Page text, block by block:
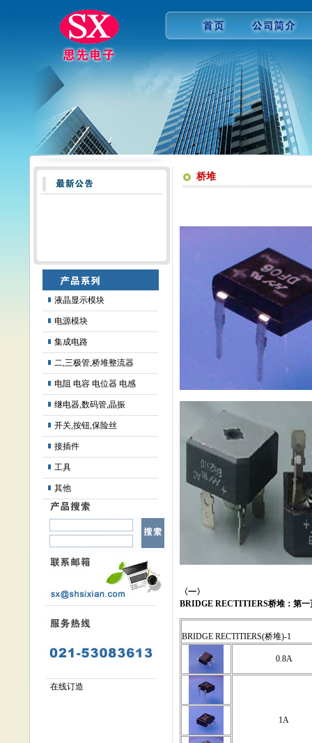
液晶显示模块
电源模块
集成电路
二,三极管,桥堆整流器
电阻 电容 电位器 电感
继电器,数码管,晶振
开关,按钮,保险丝
接插件
工具
其他
在线订造
桥堆
〈一〉
BRIDGE RECTITIERS桥堆：第一
BRIDGE RECTITIERS(桥堆)-1
0.8A
1A